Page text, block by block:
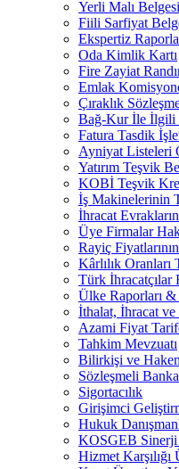
Yerli Malı Belgesi
Fiili Sarfiyat
Ekspertiz
Oda Kimlik Kartı
Fire Zayiat
Emlak
Çıraklık
Bağ-Kur İle İlgili
Fatura Tasdik
Ayniyat Listeleri
Yatırım Teşvik
KOBİ Teşvik
İş Makinelerinin
İhracat
Üye Firmalar
Rayiç
Kârlılık Oranları
Türk İhracatçılar
Ülke Raporları &
İthalat, İhracat
Azami Fiyat
Tahkim Mevzuatı
Bilirkişi ve
Sözleşmeli
Sigortacılık
Girişimci
Hukuk
KOSGEB Sinerji
Hizmet Karşılığı